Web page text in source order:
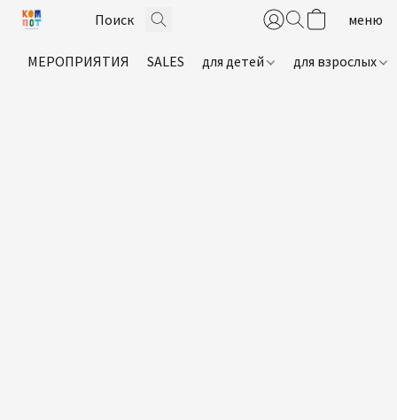
МЕРОПРИЯТИЯ SALES для детей для взрослых